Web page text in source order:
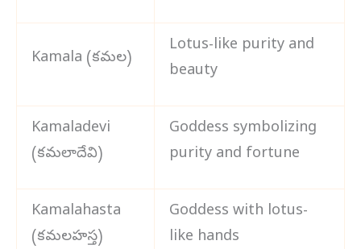
Kamala (కమల)
Lotus-like purity and
beauty
Kamaladevi
(కమలాదేవి)
Goddess symbolizing
purity and fortune
Kamalahasta
(కమలహస్త)
Goddess with lotus-
like hands